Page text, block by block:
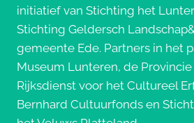
initiatief van Stichting het
Stichting Geldersch
gemeente Ede. Partners in het
Museum Lunteren, de
Rijksdienst voor het Cultureel
Bernhard Cultuurfonds en